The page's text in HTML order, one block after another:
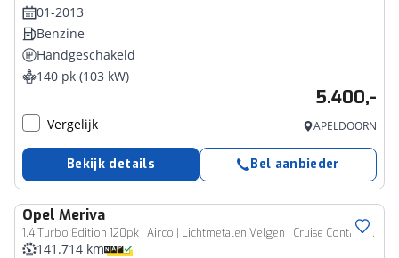
01-2013
Benzine
Handgeschakeld
140 pk (103 kW)
5.400,-
Vergelijk APELDOORN
Bekijk details Bel aanbieder
Opel Meriva
1.4 Turbo Edition 120pk | Airco | Lichtmetalen Velgen | Cruise Control | Trekhaak | Mistlampen | Hoge Instap
141.714 km